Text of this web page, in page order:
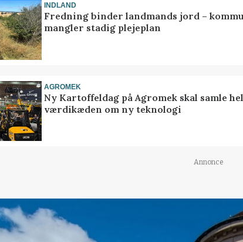
INDLAND
Fredning binder landmands jord –
mangler stadig plejeplan
AGROMEK
Ny Kartoffeldag på Agromek skal samle
værdikæden om ny teknologi
Annonce